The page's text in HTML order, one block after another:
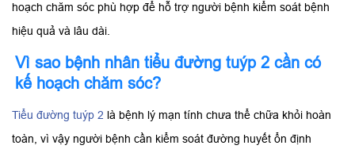
hoạch chăm sóc phù hợp để hỗ trợ người bệnh kiểm soát bệnh
hiệu quả và lâu dài.
Vì sao bệnh nhân tiểu đường tuýp 2 cần có
kế hoạch chăm sóc?
Tiểu đường tuýp 2 là bệnh lý mạn tính chưa thể chữa khỏi hoàn
toàn, vì vậy người bệnh cần kiểm soát đường huyết ổn định